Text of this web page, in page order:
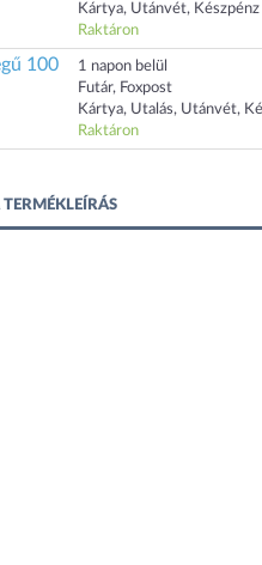
Kártya, Utánvét, Készpénz
Raktáron
100
1 napon belül
Futár, Foxpost
Kártya, Utalás, Utánvét,
Raktáron